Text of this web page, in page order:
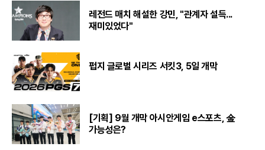
레전드 매치 해설한 강민, "관계자 설득...
재미있었다"
펍지 글로벌 시리즈 서킷3, 5일 개막
[기획] 9월 개막 아시안게임 e스포츠, 金
가능성은?